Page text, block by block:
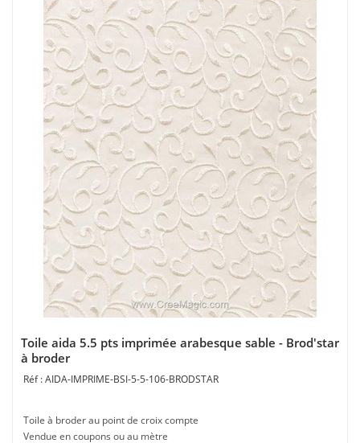
Toile aida 5.5 pts imprimée arabesque sable - Brod'star
à broder
AIDA-IMPRIME-BSI-5-5-106-BRODSTAR
Toile à broder au point de croix compte
Vendue en coupons ou au mètre